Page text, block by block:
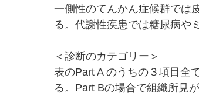
一側性のてんかん症候群では
る。代謝性疾患では糖尿病や
＜診断のカテゴリー＞
表のPart A のうちの３項目全
る。Part Bの場合で組織所見